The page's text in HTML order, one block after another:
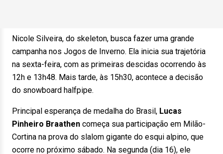
Nicole Silveira, do skeleton, busca fazer uma grande
campanha nos Jogos de Inverno. Ela inicia sua trajetória
na sexta-feira, com as primeiras descidas ocorrendo às
12h e 13h48. Mais tarde, às 15h30, acontece a decisão
do snowboard halfpipe.
Principal esperança de medalha do Brasil, Lucas
Pinheiro Braathen começa sua participação em Milão-
Cortina na prova do slalom gigante do esqui alpino, que
ocorre no próximo sábado. Na segunda (dia 16), ele